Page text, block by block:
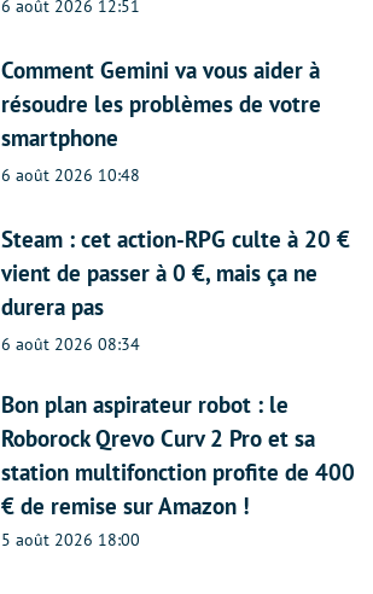
6 août 2026 12:51
Comment Gemini va vous aider à
résoudre les problèmes de votre
smartphone
6 août 2026 10:48
Steam : cet action-RPG culte à 20 €
vient de passer à 0 €, mais ça ne
durera pas
6 août 2026 08:34
Bon plan aspirateur robot : le
Roborock Qrevo Curv 2 Pro et sa
station multifonction profite de 400
€ de remise sur Amazon !
5 août 2026 18:00